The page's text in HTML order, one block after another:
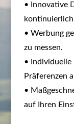
• Innovative
• Werbung
zu messen.
• Individuelle
Präferenzen
•
auf Ihren